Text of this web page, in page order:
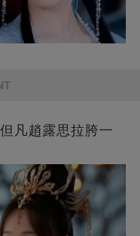
凡趙露思拉胯一